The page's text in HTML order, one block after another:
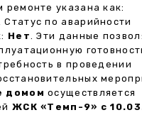
ремонте указана как:
Статус по аварийности
Нет. Эти данные
в проведении
домом осуществляется
ЖСК «Темп-9» с